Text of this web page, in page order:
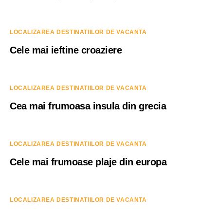
LOCALIZAREA DESTINATIILOR DE VACANTA
Cele mai ieftine croaziere
LOCALIZAREA DESTINATIILOR DE VACANTA
Cea mai frumoasa insula din grecia
LOCALIZAREA DESTINATIILOR DE VACANTA
Cele mai frumoase plaje din europa
LOCALIZAREA DESTINATIILOR DE VACANTA